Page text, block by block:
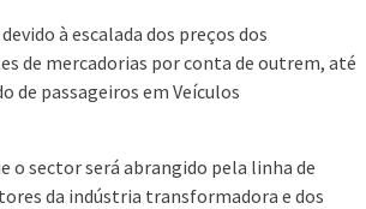
à escalada dos preços dos
de mercadorias por conta de outrem, até
de passageiros em Veículos
o sector será abrangido pela linha de
da indústria transformadora e dos